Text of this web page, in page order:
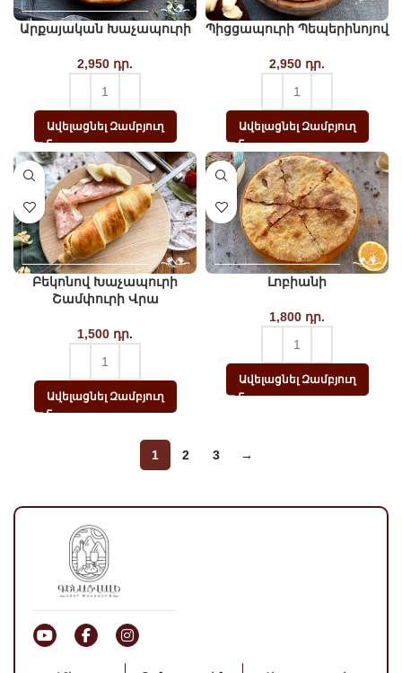
Արքայական Խաչապուրի
2,950 դր.
Ավելացնել Զամբյուղ
Պիցցապուրի Պեպերինոյով
2,950 դր.
Ավելացնել Զամբյուղ
Բեկոնով Խաչապուրի
Շամփուրի Վրա
1,500 դր.
Ավելացնել Զամբյուղ
Լոբիանի
1,800 դր.
Ավելացնել Զամբյուղ
1 2 3 →